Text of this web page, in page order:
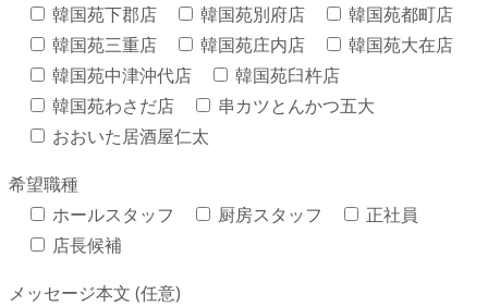
韓国苑下郡店
韓国苑別府店
韓国苑都町店
韓国苑三重店
韓国苑庄内店
韓国苑大在店
韓国苑中津沖代店
韓国苑臼杵店
韓国苑わさだ店
串カツとんかつ五大
おおいた居酒屋仁太
希望職種
ホールスタッフ
厨房スタッフ
正社員
店長候補
メッセージ本文 (任意)